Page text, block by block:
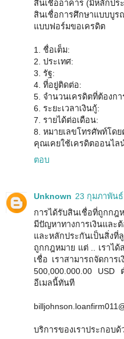
สินเชื่ออาคาร (มีหลักปร
สินเชื่อการศึกษาแบบบูร
แบบฟอร์มขอเครดิต
1. ชื่อเต็ม:
2. ประเทศ:
3. รัฐ:
4. ที่อยู่ติดต่อ:
5. จำนวนเครดิตที่ต้องกา
6. ระยะเวลาเงินกู้:
7. รายได้ต่อเดือน:
8. หมายเลขโทรศัพท์โดย
คุณเคยใช้เครดิตออนไล
ตอบ
Unknown 23 กุมภาพันธ์
การได้รับสินเชื่อที่ถูกก
มีปัญหาทางการเงินและ
และหลักประกันเป็นสิ่งที่
ถูกกฎหมาย แต่ .. เราไ
เชื่อ เราสามารถจัดการ
500,000.000.00 USD
อีเมลนี้ทันที
บริการของเราประกอบด้